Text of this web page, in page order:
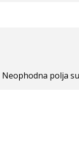
Neophodna polja